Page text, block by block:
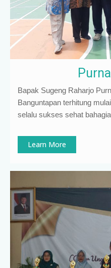
Bapak Sugeng Raharjo
Banguntapan terhitung
selalu sukses sehat
Learn More